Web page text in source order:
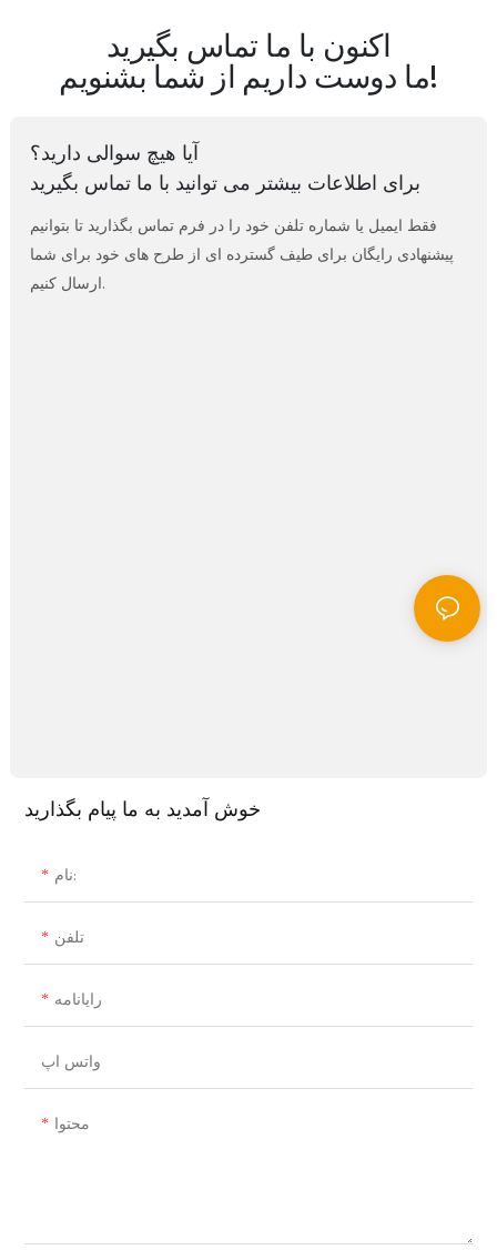
اکنون با ما تماس بگیرید
ما دوست داریم از شما بشنویم!
آیا هیچ سوالی دارید؟
برای اطلاعات بیشتر می توانید با ما تماس بگیرید
فقط ایمیل یا شماره تلفن خود را در فرم تماس بگذارید تا بتوانیم
پیشنهادی رایگان برای طیف گسترده ای از طرح های خود برای شما
ارسال کنیم.
خوش آمدید به ما پیام بگذارید
نام:
تلفن
رایانامه
واتس اپ
محتوا